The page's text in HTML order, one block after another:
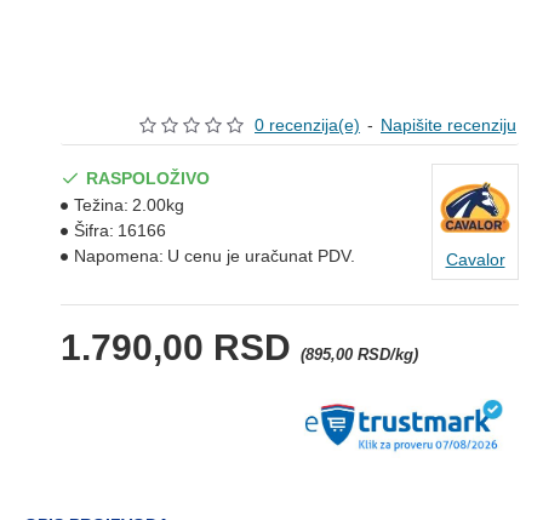
0 recenzija(e) - Napišite recenziju
1.790,00 RSD (895,00 RSD/kg)
RASPOLOŽIVO
Težina: 2.00kg
Šifra: 16166
Napomena: U cenu je uračunat PDV. Cavalor